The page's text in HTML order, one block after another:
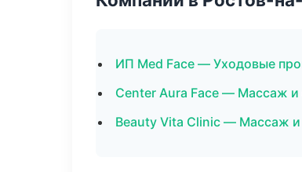
ИП Med Face — Уходовые
Center Aura Face — Массаж и
Beauty Vita Clinic — Массаж и